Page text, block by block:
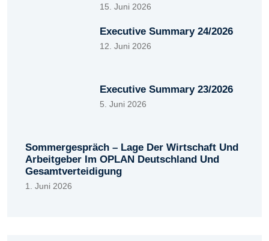
15. Juni 2026
Executive Summary 24/2026
12. Juni 2026
Executive Summary 23/2026
5. Juni 2026
Sommergespräch – Lage Der Wirtschaft Und
Arbeitgeber Im OPLAN Deutschland Und
Gesamtverteidigung
1. Juni 2026